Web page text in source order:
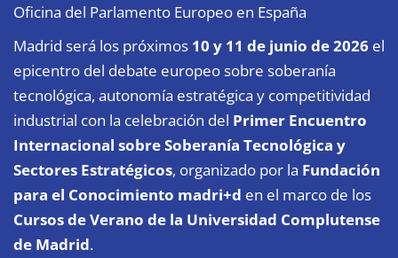
Oficina del Parlamento Europeo en España
Madrid será los próximos 10 y 11 de junio de 2026 el
epicentro del debate europeo sobre soberanía
tecnológica, autonomía estratégica y competitividad
industrial con la celebración del Primer Encuentro
Internacional sobre Soberanía Tecnológica y
Sectores Estratégicos, organizado por la Fundación
para el Conocimiento madri+d en el marco de los
Cursos de Verano de la Universidad Complutense
de Madrid.